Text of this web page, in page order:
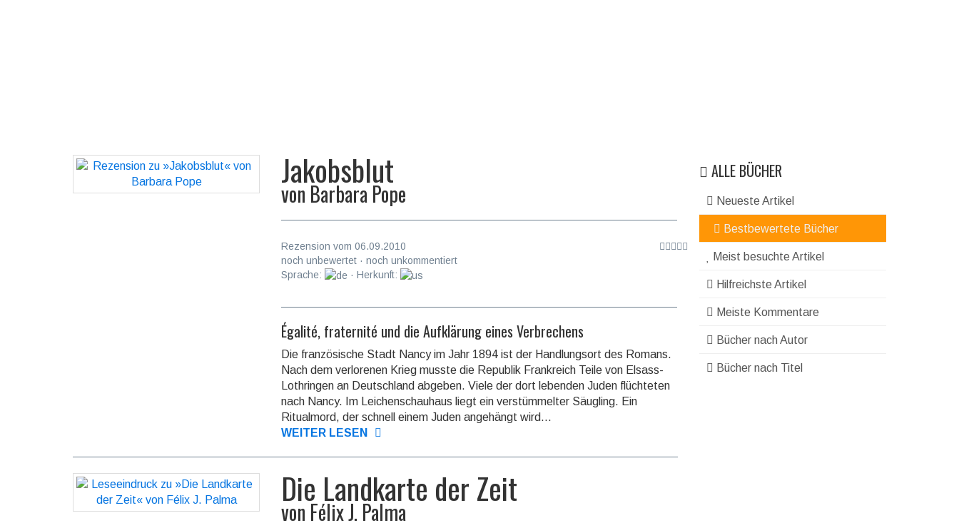
ALLE BÜCHER
Neueste Artikel
Bestbewertete Bücher
Meist besuchte Artikel
Hilfreichste Artikel
Meiste Kommentare
Bücher nach Autor
Bücher nach Titel
Jakobsblut
von Barbara Pope
Rezension vom 06.09.2010
noch unbewertet · noch unkommentiert
Sprache:
· Herkunft:
Égalité, fraternité und die Aufklärung eines Verbrechens
Die französische Stadt Nancy im Jahr 1894 ist der Handlungsort des Romans.
Nach dem verlorenen Krieg musste die Republik Frankreich Teile von Elsass-
Lothringen an Deutschland abgeben. Viele der dort lebenden Juden flüchteten
nach Nancy. Im Leichenschauhaus liegt ein verstümmelter Säugling. Ein
Ritualmord, der schnell einem Juden angehängt wird...
WEITER LESEN
Die Landkarte der Zeit
von Félix J. Palma